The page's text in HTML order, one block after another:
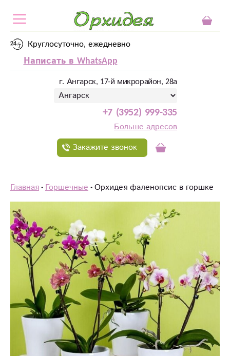
Круглосуточно, ежедневно
Написать в WhatsApp
г. Ангарск, 17-й микрорайон, 28а
+7 (3952) 999-335
Больше адресов
Закажите звонок
Главная Горшечные Орхидея фаленопсис в горшке